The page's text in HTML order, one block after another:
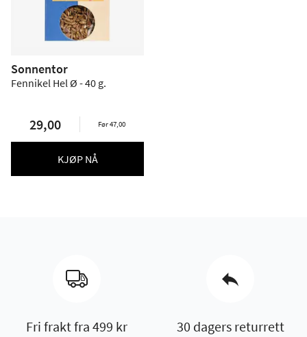
Sonnentor
Fennikel Hel Ø - 40 g.
29,00 Før 47,00
KJØP NÅ
Fri frakt fra 499 kr 30 dagers returrett